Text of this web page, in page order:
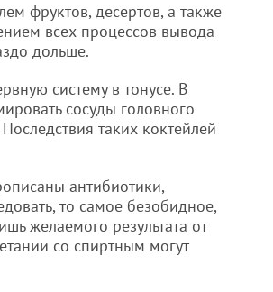
фруктов, десертов, а также
всех процессов вывода
дольше.
систему в тонусе. В
сосуды головного
таких коктейлей
антибиотики,
то самое безобидное,
желаемого результата от
со спиртным могут